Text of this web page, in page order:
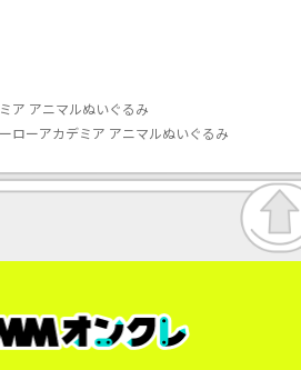
ア アニマルぬいぐるみ
ローアカデミア アニマルぬいぐるみ